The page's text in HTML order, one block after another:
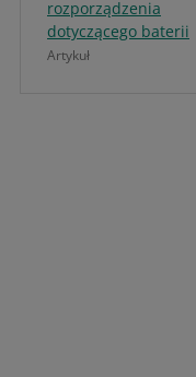
rozporządzenia
dotyczącego baterii
Artykuł